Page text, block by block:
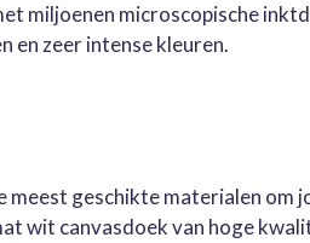
miljoenen microscopische
en zeer intense kleuren.
geschikte materialen om
wit canvasdoek van hoge